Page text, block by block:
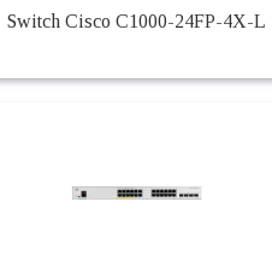
Switch Cisco C1000-24FP-4X-L